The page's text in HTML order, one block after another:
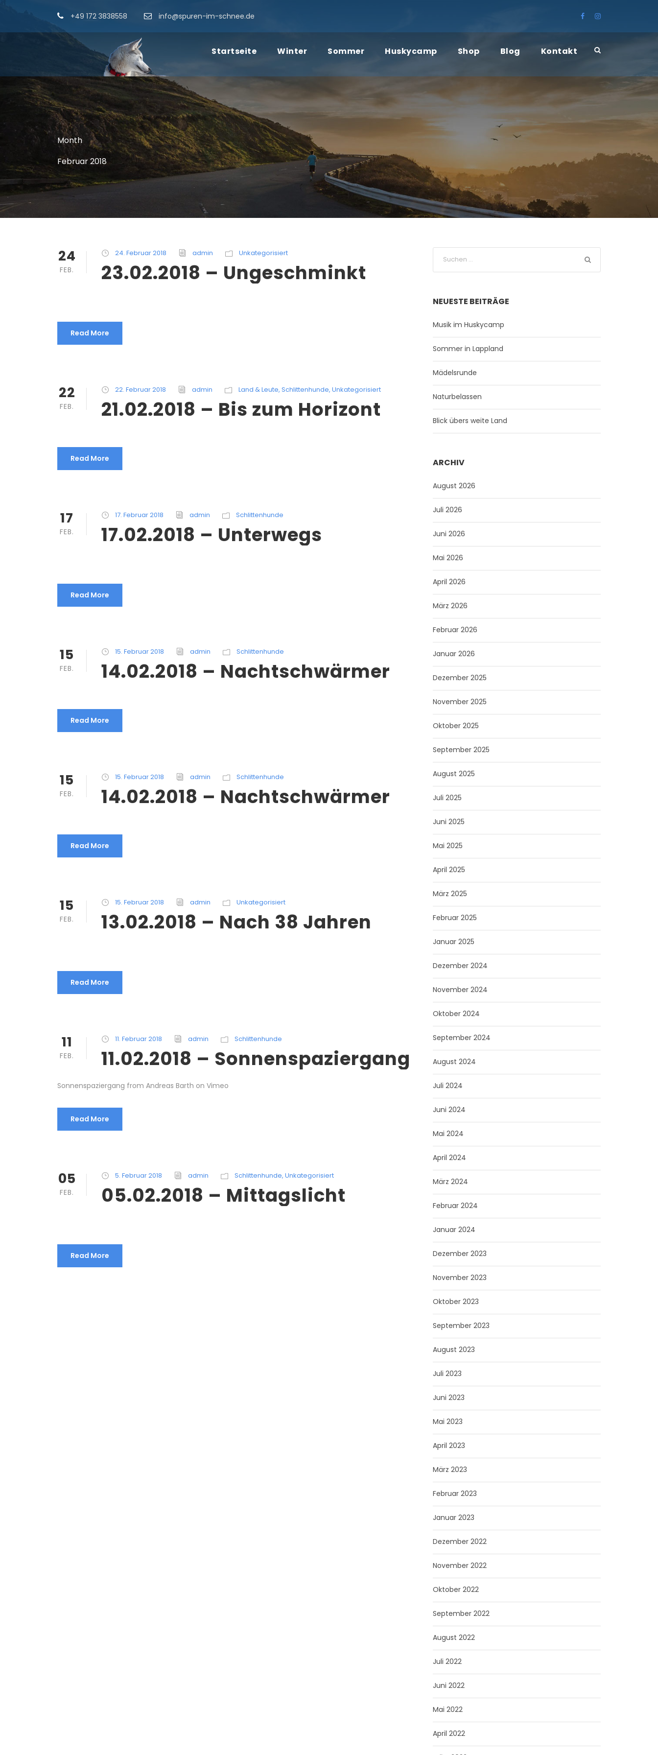
+49 172 3838558 info@spuren-im-schnee.de
Startseite Winter Sommer Huskycamp Shop Blog Kontakt
Month
Februar 2018
24
FEB.
24. Februar 2018 admin Unkategorisiert
23.02.2018 – Ungeschminkt
Read More
22
FEB.
22. Februar 2018 admin Land & Leute, Schlittenhunde, Unkategorisiert
21.02.2018 – Bis zum Horizont
Read More
17
FEB.
17. Februar 2018 admin Schlittenhunde
17.02.2018 – Unterwegs
Read More
15
FEB.
15. Februar 2018 admin Schlittenhunde
14.02.2018 – Nachtschwärmer
Read More
15
FEB.
15. Februar 2018 admin Schlittenhunde
14.02.2018 – Nachtschwärmer
Read More
15
FEB.
15. Februar 2018 admin Unkategorisiert
13.02.2018 – Nach 38 Jahren
Read More
11
FEB.
11. Februar 2018 admin Schlittenhunde
11.02.2018 – Sonnenspaziergang
Sonnenspaziergang from Andreas Barth on Vimeo
Read More
05
FEB.
5. Februar 2018 admin Schlittenhunde, Unkategorisiert
05.02.2018 – Mittagslicht
Read More
NEUESTE BEITRÄGE
Musik im Huskycamp
Sommer in Lappland
Mädelsrunde
Naturbelassen
Blick übers weite Land
ARCHIV
August 2026
Juli 2026
Juni 2026
Mai 2026
April 2026
März 2026
Februar 2026
Januar 2026
Dezember 2025
November 2025
Oktober 2025
September 2025
August 2025
Juli 2025
Juni 2025
Mai 2025
April 2025
März 2025
Februar 2025
Januar 2025
Dezember 2024
November 2024
Oktober 2024
September 2024
August 2024
Juli 2024
Juni 2024
Mai 2024
April 2024
März 2024
Februar 2024
Januar 2024
Dezember 2023
November 2023
Oktober 2023
September 2023
August 2023
Juli 2023
Juni 2023
Mai 2023
April 2023
März 2023
Februar 2023
Januar 2023
Dezember 2022
November 2022
Oktober 2022
September 2022
August 2022
Juli 2022
Juni 2022
Mai 2022
April 2022